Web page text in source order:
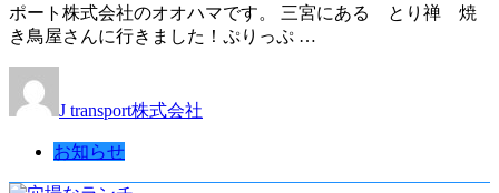
ポート株式会社のオオハマです。 三宮にある とり禅 焼
き鳥屋さんに行きました！ぷりっぷ …
J transport株式会社
お知らせ